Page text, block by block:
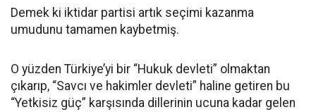
Demek ki iktidar partisi artık seçimi kazanma
umudunu tamamen kaybetmiş.
O yüzden Türkiye’yi bir “Hukuk devleti” olmaktan
çıkarıp, “Savcı ve hakimler devleti” haline getiren bu
“Yetkisiz güç” karşısında dillerinin ucuna kadar gelen